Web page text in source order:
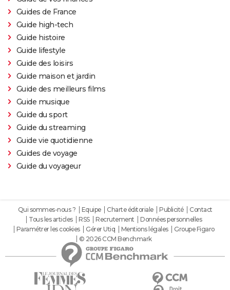
Guides de France
Guide high-tech
Guide histoire
Guide lifestyle
Guide des loisirs
Guide maison et jardin
Guide des meilleurs films
Guide musique
Guide du sport
Guide du streaming
Guide vie quotidienne
Guides de voyage
Guide du voyageur
Qui sommes-nous ? Equipe Charte éditoriale Publicité
Contact
Tous les articles
RSS Recrutement
Données personnelles
Paramétrer les cookies
Gérer Utiq Mentions légales
Groupe Figaro
© 2026 CCM Benchmark